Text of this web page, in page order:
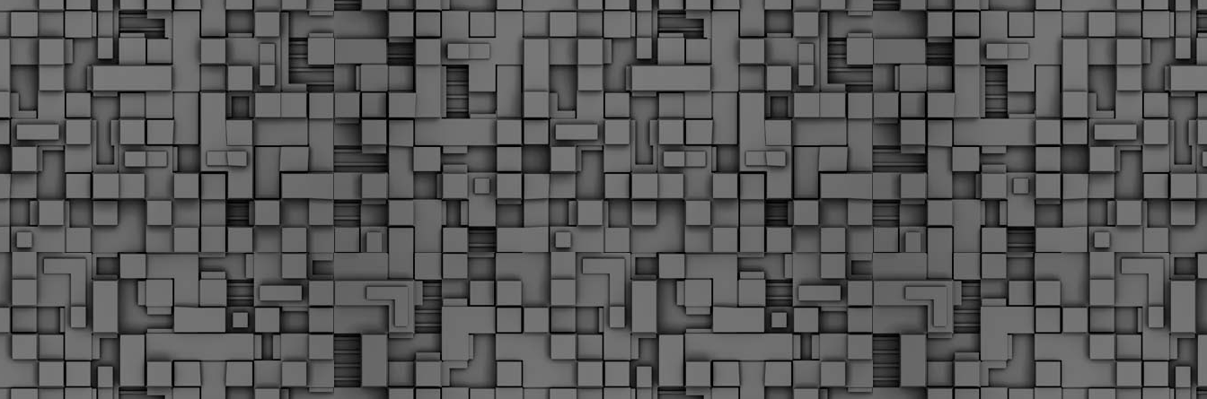
σε δήμους της χώρας. Το Dimastin, αναζητεί σχετικό
φωτογραφικό υλικό στο διαδίκτυο και σας το παρουσιάζει σε
αυτή την ανάρτηση. Επίσης, σας καλούμε, αν διαπιστώσετε ότι
μας έχουν "ξεφύγει" ορκωμοσίες, μπορείτε να στέλνετε το
φωτογραφικό τους υλικό στο dimasthes@gmail.gr ώστε να το
δημοσιεύουμε εδώ, άμεσα.
MAR
Θεσσαλονίκη: Ορκίστηκαν οι 75 νέοι δημοτικοί
αστυνομικοί – Τι τους ζήτησε ο Αγγελούδης
Ενισχύεται το έργο της δημοτικής αστυνομίας στο δήμο
Θεσσαλονίκης καθώς το πρωί της Τετάρτης 18 Μαρτίου
ορκίστηκαν οι 75 νέοι δημοτικοί αστυνομικοί.
«Με αυτούς, σε λίγους μήνες αποκτά ένα ισχυρό σώμα η
δημοτική αστυνομία. Θα είναι πιο κοντά στον πολίτη. Είχα την
ευκαιρία να είμαι σήμερα στην ορκωμοσία τους.
MAR
Ξεκίνησαν εδώ και μια εβδομάδα οι αφίξεις των
νεοπροσληφθέντων Δημοτικών Αστυνομικών στους
δήμους και οι ορκωμοσίες τους - Πλήρες